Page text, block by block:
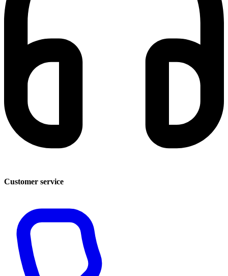
Customer service